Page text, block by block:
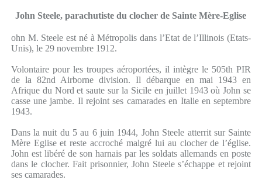
John Steele, parachutiste du clocher de Sainte Mère-Eglise
ohn M. Steele est né à Métropolis dans l’Etat de l’Illinois (Etats-
Unis), le 29 novembre 1912.
Volontaire pour les troupes aéroportées, il intègre le 505th PIR
de la 82nd Airborne division. Il débarque en mai 1943 en
Afrique du Nord et saute sur la Sicile en juillet 1943 où John se
casse une jambe. Il rejoint ses camarades en Italie en septembre
1943.
Dans la nuit du 5 au 6 juin 1944, John Steele atterrit sur Sainte
Mère Eglise et reste accroché malgré lui au clocher de l’église.
John est libéré de son harnais par les soldats allemands en poste
dans le clocher. Fait prisonnier, John Steele s’échappe et rejoint
ses camarades.